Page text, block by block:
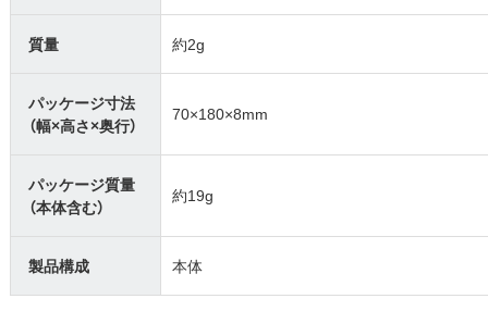
質量 約2g
パッケージ寸法
（幅×高さ×奥行）
70×180×8mm
パッケージ質量
（本体含む）
約19g
製品構成 本体